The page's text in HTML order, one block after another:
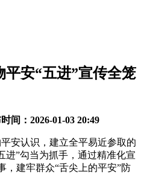
平安“五进”宣传全笼
间： 2026-01-03 20:49
认识，建立全平易近参取的
进”勾当为抓手，通过精准化宣
，建牢群众“舌尖上的平安”防